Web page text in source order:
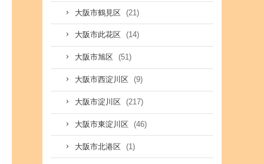
大阪市鶴見区 (21)
大阪市此花区 (14)
大阪市旭区 (51)
大阪市西淀川区 (9)
大阪市淀川区 (217)
大阪市東淀川区 (46)
大阪市北港区 (1)